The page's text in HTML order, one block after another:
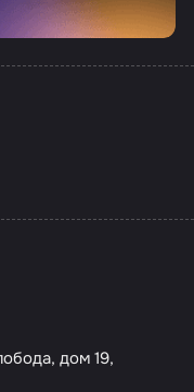
дом 19,